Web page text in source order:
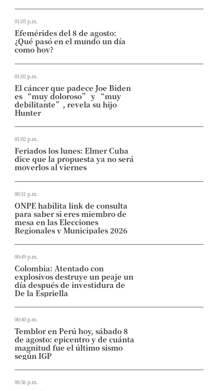
01:03 p.m.
Efemérides del 8 de agosto:
¿Qué pasó en el mundo un día
como hoy?
01:02 p.m.
El cáncer que padece Joe Biden
es “muy doloroso” y “muy
debilitante”, revela su hijo
Hunter
01:02 p.m.
Feriados los lunes: Elmer Cuba
dice que la propuesta ya no será
moverlos al viernes
00:51 p.m.
ONPE habilita link de consulta
para saber si eres miembro de
mesa en las Elecciones
Regionales y Municipales 2026
00:49 p.m.
Colombia: Atentado con
explosivos destruye un peaje un
día después de investidura de
De la Espriella
00:40 p.m.
Temblor en Perú hoy, sábado 8
de agosto: epicentro y de cuánta
magnitud fue el último sismo
según IGP
00:36 p.m.